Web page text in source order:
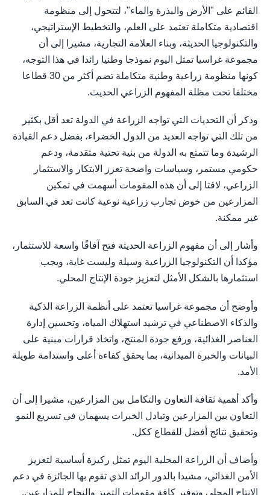
القائم على "الأرض والبذرة والماء"، لتتحول إلى منظومة
اقتصادية متكاملة تعتمد على العلم، والتخطيط الإستراتيجي،
والتكنولوجيا الحديثة، وبناء العلامة التجارية، مشيرا إلى أن
مجموعة غراسيا تمثل اليوم نموذجا وطنيا رائدا في هذا التوجه،
كونها منظومة زراعية وطنية متكاملة تضم أكثر من 30 قطاعا
مختلفا تحت مظلة المفهوم الزراعي الحديث.
وذكر أن التحديات التي تواجه الزراعة في الدولة تعد أقل بكثير
من تلك التي تواجه العديد من الدول الخضراء، بفضل دعم القيادة
الرشيدة وما تتمتع به الدولة من بنية تحتية متقدمة، ودعم
حكومي مستمر، وسياسات واضحة تعزز الابتكار والاستثمار
الزراعي، لافتا إلى أن هذه المقومات أسهمت في تمكين
المزارعين من خوض تجارب زراعية نوعية كانت تعد في السابق
غير ممكنة.
وأشار إلى أن مفهوم الزراعة الحديثة فتح آفاقًا واسعة للاستثمار،
مؤكدا أن التكنولوجيا الزراعية وسيلة وليست غاية، ويجب
استثمارها بالشكل الأمثل لتعزيز جودة الإنتاج المحلي.
وأوضح أن مجموعة غراسيا تعتمد على أنظمة الزراعة الذكية
والذكاء الاصطناعي في ترشيد استهلاك المياه، وتحسين إدارة
العناصر الغذائية، ورفع جودة المنتج، واتخاذ قرارات مبنية على
البيانات والخبرة الميدانية، بما يحقق كفاءة أعلى واستدامة طويلة
الأمد.
وأكد أهمية ثقافة التعاون والتكامل بين المزارعين، مشيرا إلى أن
التعاون بين المزارعين وتبادل الخبرات يسهمان في تسريع النمو
وتحقيق نتائج أفضل للقطاع ككل.
وأضاف أن الزراعة المحلية اليوم تمثل ركيزة أساسية لتعزيز
الأمن الغذائي، مشيدا بالدور الرائد الذي تقوم بها الجائزة في دعم
الإنتاج المحلي وتوفير كافة مقومات التميز والنجاح للمزارعين.